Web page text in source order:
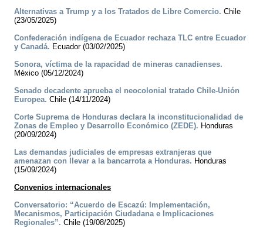
Alternativas a Trump y a los Tratados de Libre Comercio. Chile
(23/05/2025)
Confederación indígena de Ecuador rechaza TLC entre Ecuador
y Canadá. Ecuador (03/02/2025)
Sonora, víctima de la rapacidad de mineras canadienses.
México (05/12/2024)
Senado decadente aprueba el neocolonial tratado Chile-Unión
Europea. Chile (14/11/2024)
Corte Suprema de Honduras declara la inconstitucionalidad de
Zonas de Empleo y Desarrollo Económico (ZEDE). Honduras
(20/09/2024)
Las demandas judiciales de empresas extranjeras que
amenazan con llevar a la bancarrota a Honduras. Honduras
(15/09/2024)
Convenios internacionales
Conversatorio: “Acuerdo de Escazú: Implementación,
Mecanismos, Participación Ciudadana e Implicaciones
Regionales”. Chile (19/08/2025)